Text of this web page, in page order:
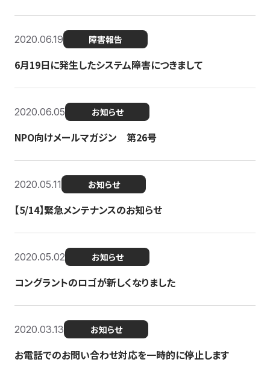
2020.06.19 障害報告
6月19日に発生したシステム障害につきまして
2020.06.05 お知らせ
NPO向けメールマガジン 第26号
2020.05.11 お知らせ
【5/14】緊急メンテナンスのお知らせ
2020.05.02 お知らせ
コングラントのロゴが新しくなりました
2020.03.13 お知らせ
お電話でのお問い合わせ対応を一時的に停止します